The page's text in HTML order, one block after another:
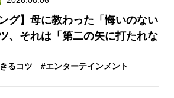
グ】母に教わった「悔いのない
、それは「第二の矢に打たれな
るコツ #エンターテインメント